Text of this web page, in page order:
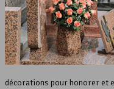
décorations pour honorer et